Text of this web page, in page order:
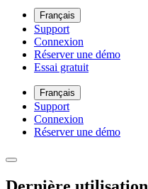
Français
Support
Connexion
Réserver une démo
Essai gratuit
Français
Support
Connexion
Réserver une démo